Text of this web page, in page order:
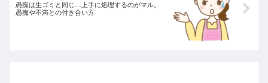
愚痴は生ゴミと同じ…上手に処理するのがマル。
愚痴や不満との付き合い方